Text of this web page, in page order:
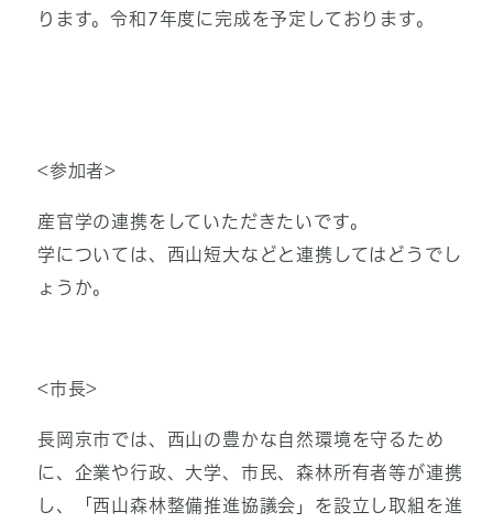
ります。令和7年度に完成を予定しております。
<参加者>
産官学の連携をしていただきたいです。
学については、西山短大などと連携してはどうでし
ょうか。
<市長>
長岡京市では、西山の豊かな自然環境を守るため
に、企業や行政、大学、市民、森林所有者等が連携
し、「西山森林整備推進協議会」を設立し取組を進